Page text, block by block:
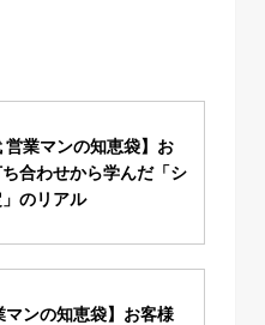
営業マンの知恵袋】お
合わせから学んだ「シ
のリアル
マンの知恵袋】お客様